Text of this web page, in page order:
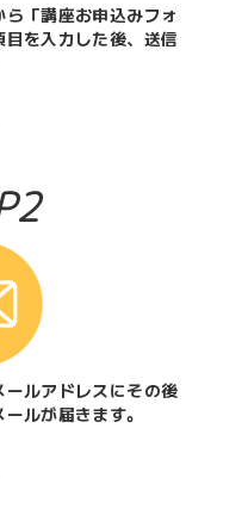
ら「講座お申込みフォ
を入力した後、送信
ルアドレスにその後
ルが届きます。